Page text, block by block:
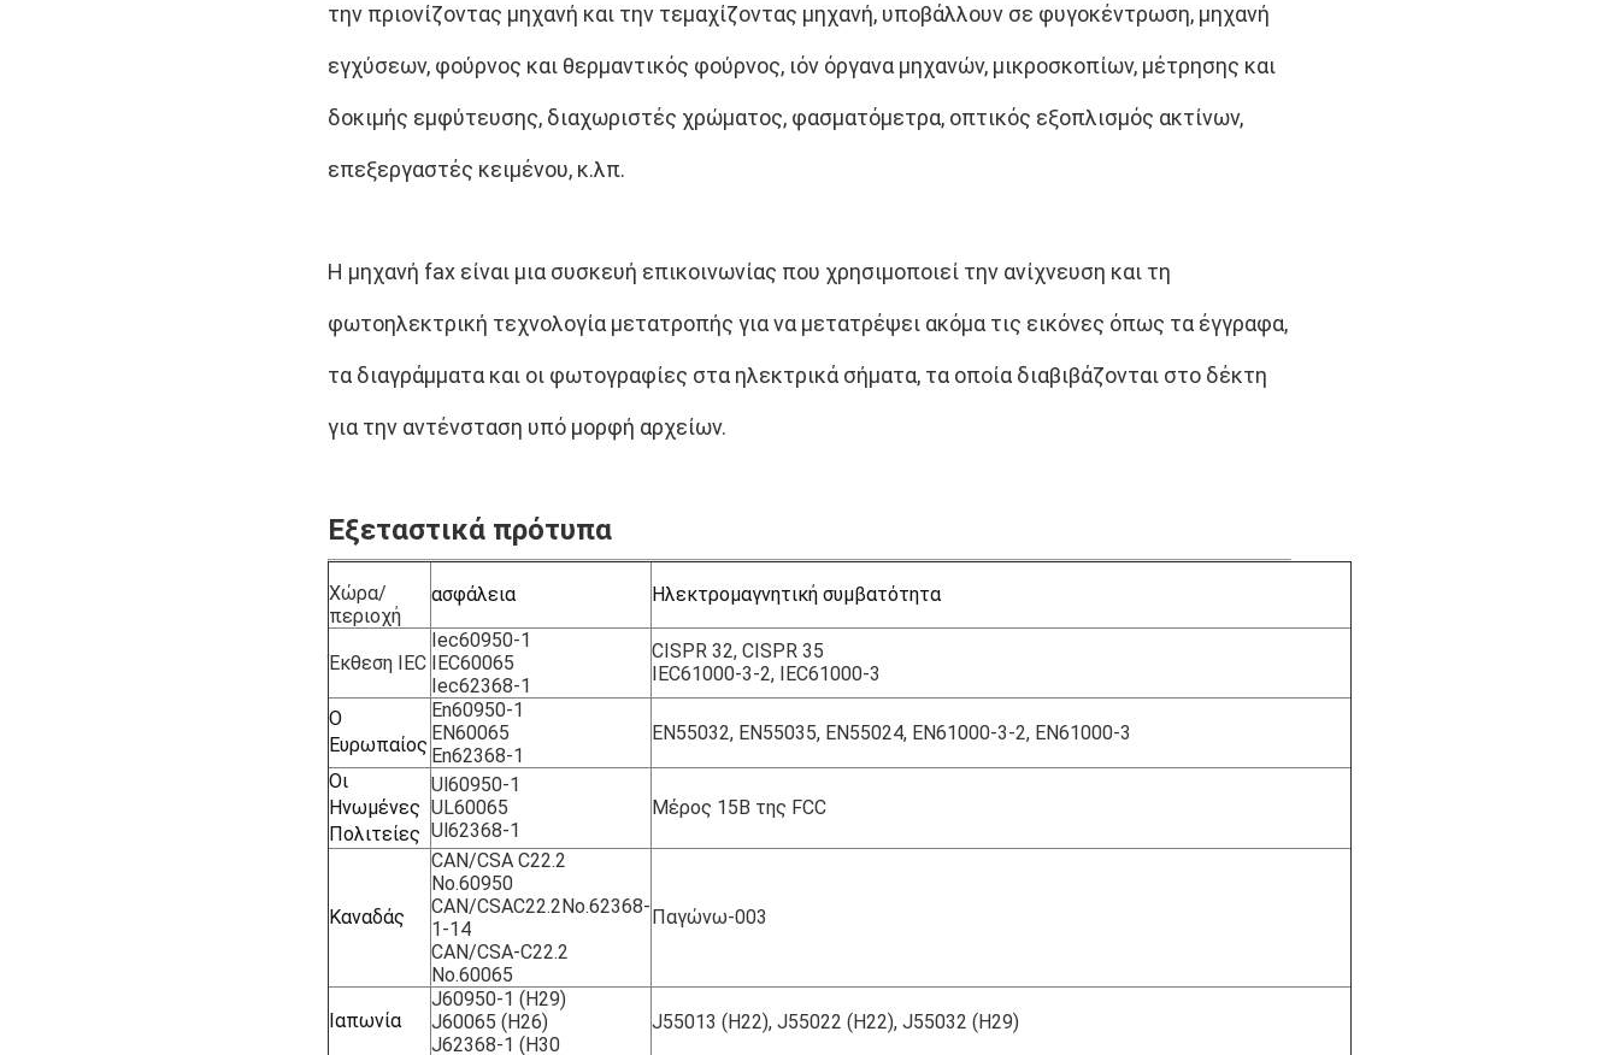
την πριονίζοντας μηχανή και την τεμαχίζοντας μηχανή, υποβάλλουν σε φυγοκέντρωση, μηχανή
εγχύσεων, φούρνος και θερμαντικός φούρνος, ιόν όργανα μηχανών, μικροσκοπίων, μέτρησης και
δοκιμής εμφύτευσης, διαχωριστές χρώματος, φασματόμετρα, οπτικός εξοπλισμός ακτίνων,
επεξεργαστές κειμένου, κ.λπ.
Η μηχανή fax είναι μια συσκευή επικοινωνίας που χρησιμοποιεί την ανίχνευση και τη
φωτοηλεκτρική τεχνολογία μετατροπής για να μετατρέψει ακόμα τις εικόνες όπως τα έγγραφα,
τα διαγράμματα και οι φωτογραφίες στα ηλεκτρικά σήματα, τα οποία διαβιβάζονται στο δέκτη
για την αντένσταση υπό μορφή αρχείων.
Εξεταστικά πρότυπα
Χώρα/
περιοχή
ασφάλεια Ηλεκτρομαγνητική συμβατότητα
Έκθεση IEC
Iec60950-1
IEC60065
Iec62368-1
CISPR 32, CISPR 35
IEC61000-3-2, IEC61000-3
Ο
Ευρωπαίος
En60950-1
EN60065
En62368-1
EN55032, EN55035, EN55024, EN61000-3-2, EN61000-3
Οι
Ηνωμένες
Πολιτείες
Ul60950-1
UL60065
Ul62368-1
Μέρος 15B της FCC
Καναδάς
CAN/CSA C22.2
No.60950
CAN/CSAC22.2No.62368-
1-14
CAN/CSA-C22.2
No.60065
Παγώνω-003
Ιαπωνία
J60950-1 (H29)
J60065 (H26)
J62368-1 (H30
J55013 (H22), J55022 (H22), J55032 (H29)